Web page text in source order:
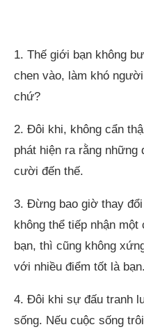
1. Thế giới bạn không
chen vào, làm khó
chứ?
2. Đôi khi, không cẩn
phát hiện ra rằng những
cười đến thế.
3. Đừng bao giờ thay
không thể tiếp nhận
bạn, thì cũng không
với nhiều điểm tốt là bạn.
4. Đôi khi sự đấu tranh
sống. Nếu cuộc sống